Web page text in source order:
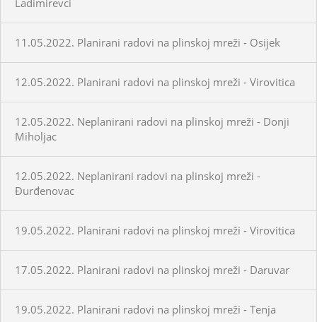
11.05.2022. Planirani radovi na plinskoj mreži - Osijek
12.05.2022. Planirani radovi na plinskoj mreži - Virovitica
12.05.2022. Neplanirani radovi na plinskoj mreži - Donji
Miholjac
12.05.2022. Neplanirani radovi na plinskoj mreži -
Đurđenovac
19.05.2022. Planirani radovi na plinskoj mreži - Virovitica
17.05.2022. Planirani radovi na plinskoj mreži - Daruvar
19.05.2022. Planirani radovi na plinskoj mreži - Tenja